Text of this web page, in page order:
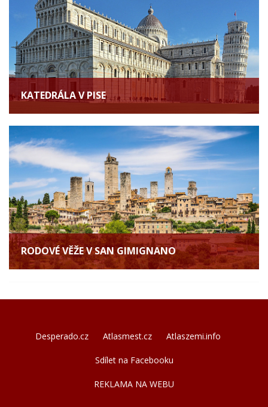
KATEDRÁLA V PISE
RODOVÉ VĚŽE V SAN GIMIGNANO
Desperado.cz Atlasmest.cz Atlaszemi.info
Sdílet na Facebooku
REKLAMA NA WEBU